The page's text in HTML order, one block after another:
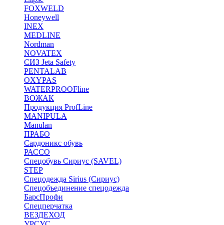
FOXWELD
Honeywell
INEX
MEDLINE
Nordman
NOVATEX
СИЗ Jeta Safety
PENTALAB
OXYPAS
WATERPROOFline
ВОЖАК
Продукция ProfLine
MANIPULA
Manulan
ПРАБО
Сардоникс обувь
РАССО
Спецобувь Сириус (SAVEL)
STEP
Спецодежда Sirius (Сириус)
Спецобъединение спецодежда
БарсПрофи
Спецперчатка
ВЕЗДЕХОД